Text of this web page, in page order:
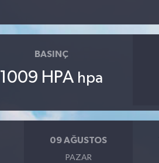
BASINÇ
1009 HPA hpa
09 AĞUSTOS
PAZAR